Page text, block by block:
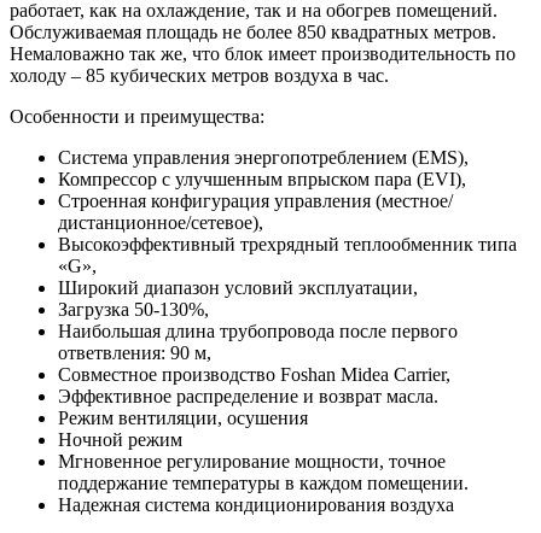
работает, как на охлаждение, так и на обогрев помещений.
Обслуживаемая площадь не более 850 квадратных метров.
Немаловажно так же, что блок имеет производительность по
холоду – 85 кубических метров воздуха в час.
Особенности и преимущества:
Система управления энергопотреблением (EMS),
Компрессор с улучшенным впрыском пара (EVI),
Строенная конфигурация управления (местное/
дистанционное/сетевое),
Высокоэффективный трехрядный теплообменник типа
«G»,
Широкий диапазон условий эксплуатации,
Загрузка 50-130%,
Наибольшая длина трубопровода после первого
ответвления: 90 м,
Совместное производство Foshan Midea Carrier,
Эффективное распределение и возврат масла.
Режим вентиляции, осушения
Ночной режим
Мгновенное регулирование мощности, точное
поддержание температуры в каждом помещении.
Надежная система кондиционирования воздуха